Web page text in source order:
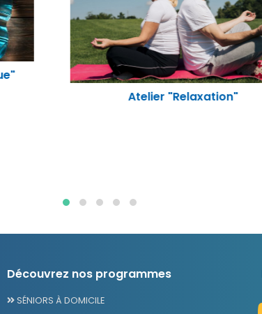
Atelier "Relaxation"
Découvrez nos programmes
SÉNIORS À DOMICILE